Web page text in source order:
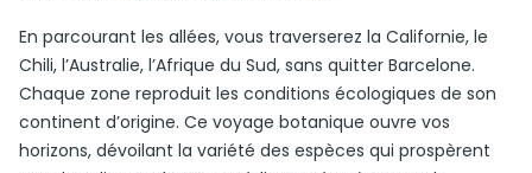
En parcourant les allées, vous traverserez la Californie, le
Chili, l’Australie, l’Afrique du Sud, sans quitter Barcelone.
Chaque zone reproduit les conditions écologiques de son
continent d’origine. Ce voyage botanique ouvre vos
horizons, dévoilant la variété des espèces qui prospèrent